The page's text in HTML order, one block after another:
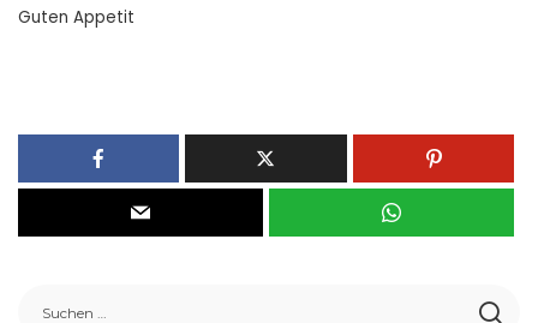
Guten Appetit